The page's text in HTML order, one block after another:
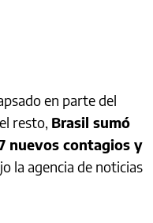
en parte del
resto, Brasil sumó
nuevos contagios y
la agencia de noticias